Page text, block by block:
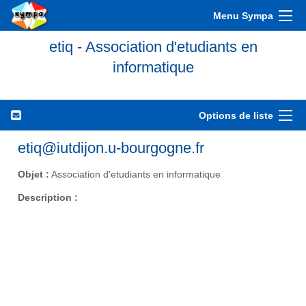
Menu Sympa
etiq - Association d'etudiants en
informatique
Options de liste
etiq@iutdijon.u-bourgogne.fr
Objet : Association d'etudiants en informatique
Description :